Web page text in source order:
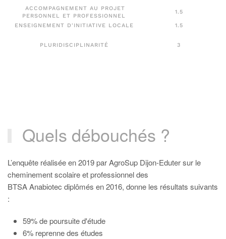
ACCOMPAGNEMENT AU PROJET
PERSONNEL ET PROFESSIONNEL
1.5
ENSEIGNEMENT D'INITIATIVE LOCALE 1.5
PLURIDISCIPLINARITÉ 3
Quels débouchés ?
L’enquête réalisée en 2019 par AgroSup Dijon-Eduter sur le
cheminement scolaire et professionnel des
BTSA Anabiotec diplômés en 2016, donne les résultats suivants
:
59% de poursuite d'étude
6% reprenne des études